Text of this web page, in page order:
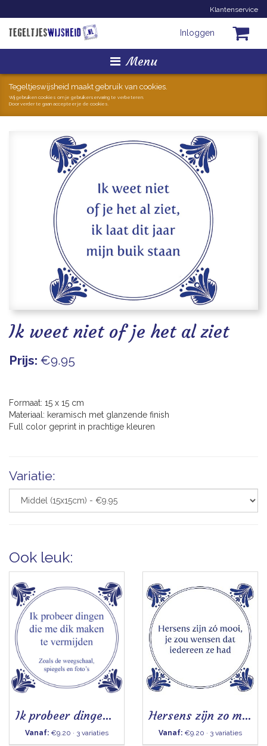
Klantenservice
Inloggen
Menu
Homepage
Tegeltjes
Mokken
Hollandse Kunst
Geschenkjes
Zoeken
Tegeltjeswijsheid maakt gebruik van cookies.
Wij gebruiken cookies om je gebruikerservaring te verbeteren.
Door verder te gaan accepteer je de cookies.
Ik weet niet of je het al ziet
Prijs: €9.95
Formaat: 15 x 15 cm
Materiaal: keramisch met glanzende finish
Full color geprint in prachtige kleuren
Variatie:
Ook leuk:
Ik probeer dingen die me dik maken te vermijden
Vanaf: €9.20 · 3 variaties
Hersens zijn zo mooi
Vanaf: €9.20 · 3 variaties